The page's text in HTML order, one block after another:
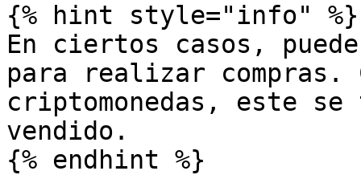
{% hint style="info" %}
En ciertos casos,
para realizar compras.
criptomonedas, este
vendido.
{% endhint %}